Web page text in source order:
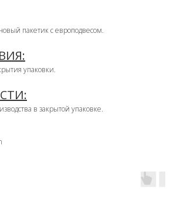
пакетик с европодвесом.
упаковки.
в закрытой упаковке.